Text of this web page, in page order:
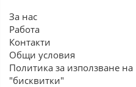
За нас
Работа
Контакти
Общи условия
Политика за използване на
"бисквитки"